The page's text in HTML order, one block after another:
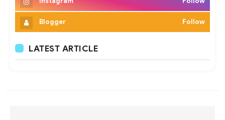
Blogger Follow
LATEST ARTICLE